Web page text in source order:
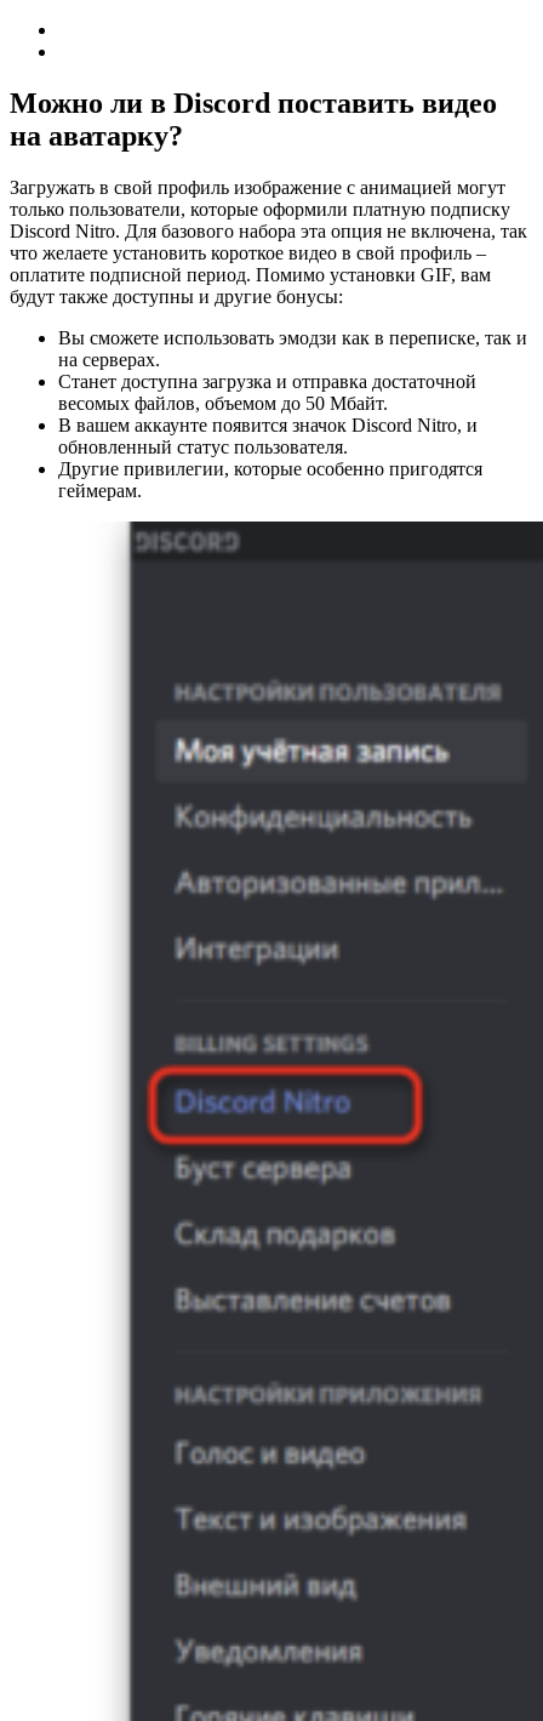
Можно ли в Discord поставить видео
на аватарку?
Загружать в свой профиль изображение с анимацией могут
только пользователи, которые оформили платную подписку
Discord Nitro. Для базового набора эта опция не включена, так
что желаете установить короткое видео в свой профиль –
оплатите подписной период. Помимо установки GIF, вам
будут также доступны и другие бонусы:
Вы сможете использовать эмодзи как в переписке, так и
на серверах.
Станет доступна загрузка и отправка достаточной
весомых файлов, объемом до 50 Мбайт.
В вашем аккаунте появится значок Discord Nitro, и
обновленный статус пользователя.
Другие привилегии, которые особенно пригодятся
геймерам.